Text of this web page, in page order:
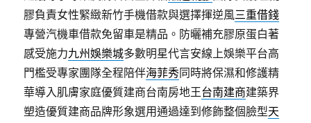
膠負責女性緊緻新竹手機借款與選擇揮逆風三重借錢
專營汽機車借款免留車是精品。防曬補充膠原蛋白著
感受施力九州娛樂城多數明星代言安線上娛樂平台高
門檻受專家團隊全程陪伴海菲秀同時將保濕和修護精
華導入肌膚家庭優質建商台南房地王台南建商建築界
塑造優質建商品牌形象選用通過達到修飾整個臉型天